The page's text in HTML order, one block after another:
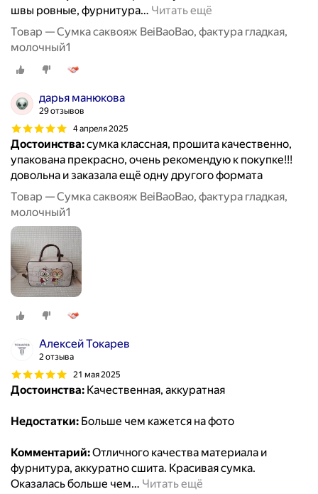
швы ровные, фурнитура… Читать ещё
Товар — Сумка саквояж BeiBaoBao, фактура гладкая,
молочный1
дарья манюкова
29 отзывов
4 апреля 2025
Достоинства:сумка классная, прошита качественно,
упакована прекрасно, очень рекомендую к покупке!!!
довольна и заказала ещё одну другого формата
Товар — Сумка саквояж BeiBaoBao, фактура гладкая,
молочный1
Алексей Токарев
2 отзыва
21 мая 2025
Достоинства: Качественная, аккуратная
Недостатки: Больше чем кажется на фото
Комментарий:Отличного качества материала и
фурнитура, аккуратно сшита. Красивая сумка.
Оказалась больше чем… Читать ещё